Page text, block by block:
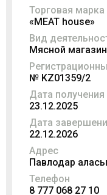
Торговая марка
«MEAT house»
Вид
Мясной магазин
№ KZ01359/2
Дата получения
23.12.2025
Дата
22.12.2026
Адрес
Павлодар
Телефон
8 777 068 27 10